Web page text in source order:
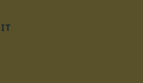
IT